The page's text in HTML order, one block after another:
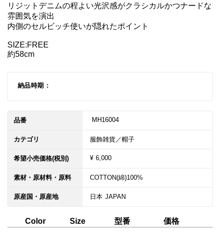
リジットデニムの程よい光沢感がクラシカルかつナードな
雰囲気を演出
内側のセルビッチ使いが隠れたポイント
SIZE:FREE
約58cm
納品時期：
品番 MH16004
カテゴリ 服飾雑貨／帽子
希望小売価格(税別) ¥ 6,000
素材・原材料・原料 COTTON(綿)100%
原産国・原産地 日本 JAPAN
Color Size 型番 価格